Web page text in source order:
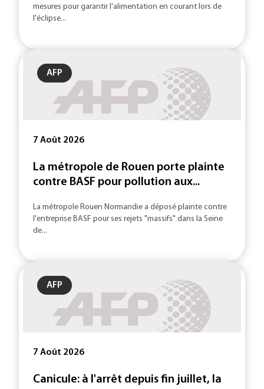
mesures pour garantir l'alimentation en courant lors de
l'éclipse...
AFP
7 Août 2026
La métropole de Rouen porte plainte
contre BASF pour pollution aux...
La métropole Rouen Normandie a déposé plainte contre
l'entreprise BASF pour ses rejets "massifs" dans la Seine
de...
AFP
7 Août 2026
Canicule: à l'arrêt depuis fin juillet, la